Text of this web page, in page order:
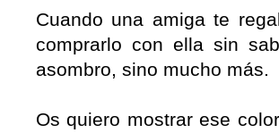
Cuando una amiga te
comprarlo con ella sin
asombro, sino mucho más.
Os quiero mostrar ese